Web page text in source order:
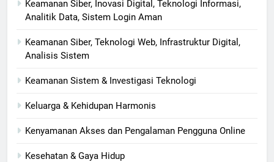
Keamanan Siber, Inovasi Digital, Teknologi Informasi,
Analitik Data, Sistem Login Aman
Keamanan Siber, Teknologi Web, Infrastruktur Digital,
Analisis Sistem
Keamanan Sistem & Investigasi Teknologi
Keluarga & Kehidupan Harmonis
Kenyamanan Akses dan Pengalaman Pengguna Online
Kesehatan & Gaya Hidup